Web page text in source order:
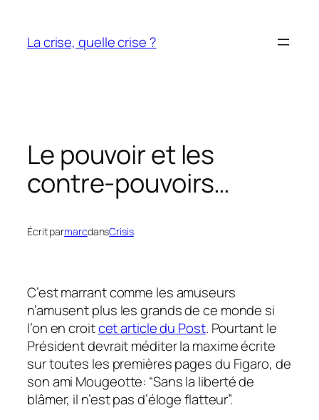
contenu
La crise, quelle crise ?
Le pouvoir et les
contre-pouvoirs…
Écrit parmarcdansCrisis
C’est marrant comme les amuseurs
n’amusent plus les grands de ce monde si
l’on en croitcet article du Post. Pourtant le
Président devrait méditer la maxime écrite
sur toutes les premières pages du Figaro, de
son ami Mougeotte: “Sans la liberté de
blâmer, il n’est pas d’éloge flatteur”.